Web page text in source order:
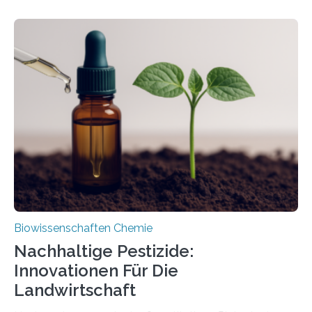
Region Kachin in Myanmar und hat sich in
ausgezeichnetem Zustand erhalten. Es konnte als neue
Art einer neuen Gattung beschrieben werden und trägt
nun den Namen Cretosabethes primaevus. Dieser erste
fossile Nachweis einer Stechmückenlarve in Bernstein
stellt gleichzeitig den ersten Fossilfund einer
Mückenlarve aus dem Mesozoikum dar, denn…
Biowissenschaften Chemie
Nachhaltige Pestizide:
Innovationen Für Die
Landwirtschaft